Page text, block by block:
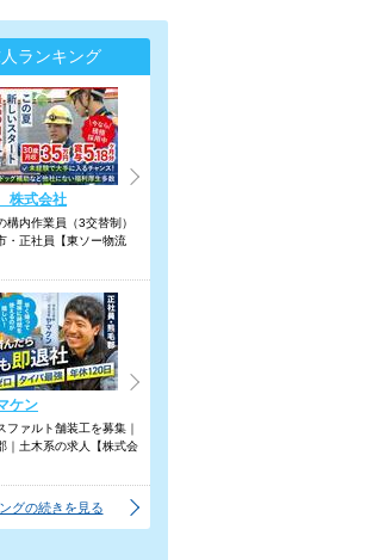
ランキング
株式会社
構内作業員（3交替制）
・正社員【東ソー物流
ケン
ファルト舗装工を募集｜
｜土木系の求人【株式会
グの続きを見る